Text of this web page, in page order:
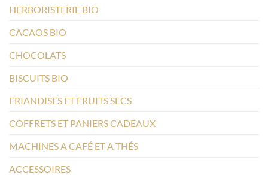
HERBORISTERIE BIO
CACAOS BIO
CHOCOLATS
BISCUITS BIO
FRIANDISES ET FRUITS SECS
COFFRETS ET PANIERS CADEAUX
MACHINES A CAFÉ ET A THÉS
ACCESSOIRES